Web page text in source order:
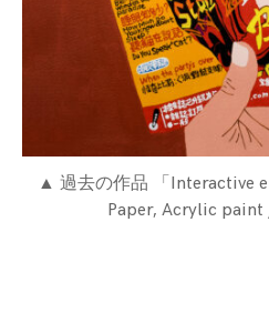
▲ 過去の作品 「Interactive
Paper, Acrylic